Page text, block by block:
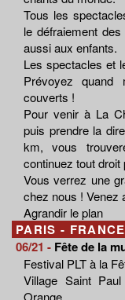
Tous les
le défraiement
aussi aux enfants.
Les spectacles et
Prévoyez
couverts !
Pour venir à La
puis prendre la
km, vous
continuez tout droit
Vous verrez une
chez nous ! Venez
Agrandir le plan
PARIS - FRANCE
06/21 - Fête de la
Festival PLT à la
Village Saint
Orange